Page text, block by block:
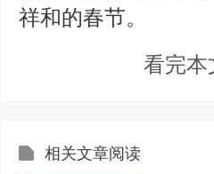
祥和的春节。
看完本
相关文章阅读